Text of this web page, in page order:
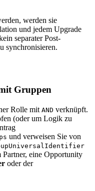
werden sie
und jedem Upgrade
separater Post-
synchronisieren.
Gruppen
Rolle mit AND verknüpft.
(oder um Logik zu
und verweisen Sie von
eine Opportunity
oder der